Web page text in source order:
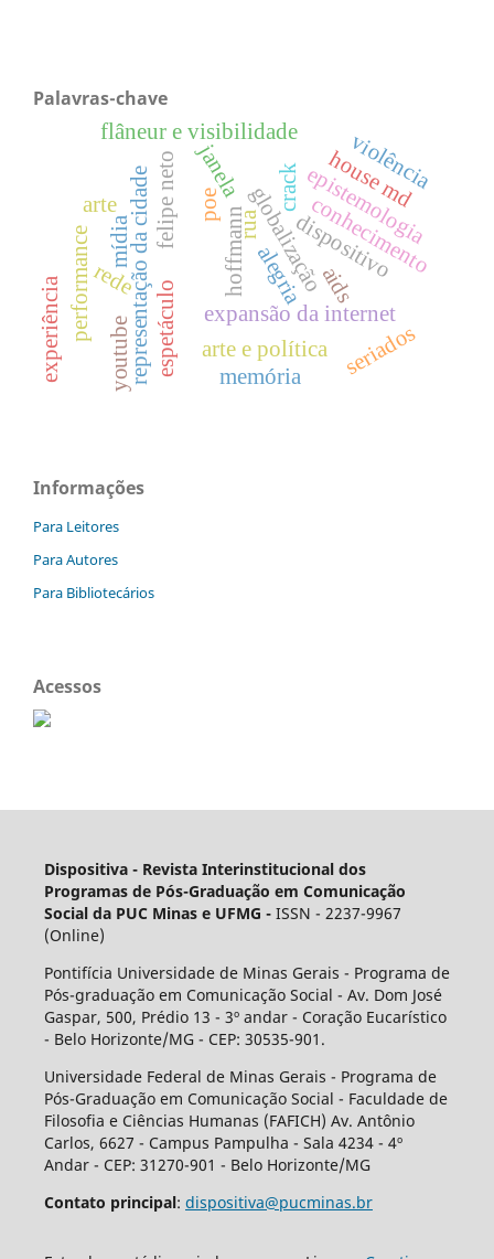
Palavras-chave
representação da cidade janela
rua
hoffmann
poe
flâneur e visibilidade
expansão da internet
globalização
arte e política
rede dispositivo
conhecimento
epistemologia
house md
seriados
espetáculo
felipe neto
performance
youtube
aids
mídia
crack violência
memória
arte
alegria
experiência
Informações
Para Leitores
Para Autores
Para Bibliotecários
Acessos
Dispositiva - Revista Interinstitucional dos
Programas de Pós-Graduação em Comunicação
Social da PUC Minas e UFMG - ISSN - 2237-9967
(Online)
Pontifícia Universidade de Minas Gerais - Programa de
Pós-graduação em Comunicação Social - Av. Dom José
Gaspar, 500, Prédio 13 - 3º andar - Coração Eucarístico
- Belo Horizonte/MG - CEP: 30535-901.
Universidade Federal de Minas Gerais - Programa de
Pós-Graduação em Comunicação Social - Faculdade de
Filosofia e Ciências Humanas (FAFICH) Av. Antônio
Carlos, 6627 - Campus Pampulha - Sala 4234 - 4º
Andar - CEP: 31270-901 - Belo Horizonte/MG
Contato principal: dispositiva@pucminas.br